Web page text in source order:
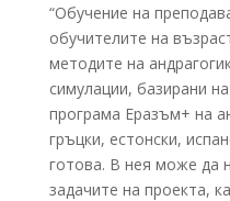
“Обучение на
обучителите на
методите на
симулации, базирани
програма Еразъм+ на
гръцки, естонски,
готова. В нея може да
задачите на проекта,